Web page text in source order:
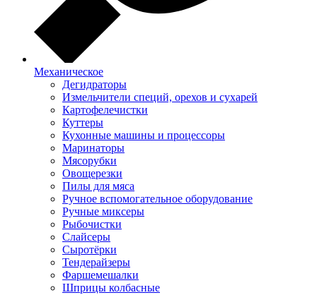
Механическое
Дегидраторы
Измельчители специй, орехов и сухарей
Картофелечистки
Куттеры
Кухонные машины и процессоры
Маринаторы
Мясорубки
Овощерезки
Пилы для мяса
Ручное вспомогательное оборудование
Ручные миксеры
Рыбочистки
Слайсеры
Сыротёрки
Тендерайзеры
Фаршемешалки
Шприцы колбасные